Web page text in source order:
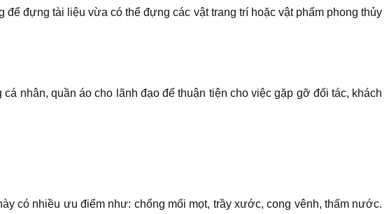
đựng tài liệu vừa có thể đựng các vật trang trí hoặc vật phẩm phong thủy
nhân, quần áo cho lãnh đạo để thuận tiện cho việc gặp gỡ đối tác, khách
có nhiều ưu điểm như: chống mối mọt, trầy xước, cong vênh, thấm nước.